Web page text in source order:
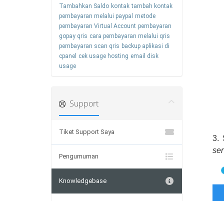
3.
Tambahkan Saldo kontak tambah kontak
pembayaran melalui paypal
metode
pembayaran Virtual Account pembayaran
gopay qris cara pembayaran melalui qris
pembayaran scan qris backup aplikasi di
cpanel cek usage hosting email disk
usage
Support
Tiket Support Saya
Pengumuman
Knowledgebase